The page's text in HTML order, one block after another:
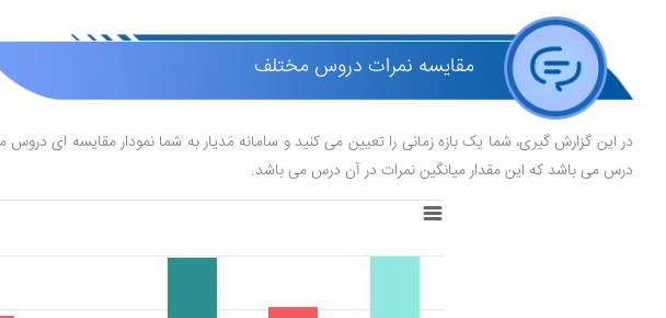
مقایسه نمرات دروس مختلف
در این گزارش گیری، شما یک بازه زمانی را تعیین می کنید و سامانه مَدیار به شما نمودار مقایسه ای
درس می باشد که این مقدار میانگین نمرات در آن درس می باشد.